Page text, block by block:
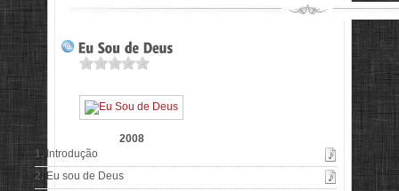
2008
1. Introdução
2. Eu sou de Deus